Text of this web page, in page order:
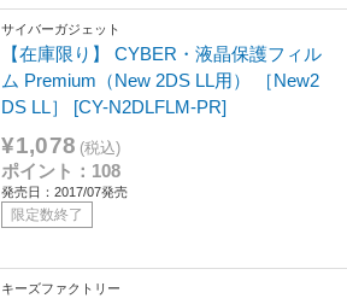
サイバーガジェット
【在庫限り】 CYBER・液晶保護フィル
ム Premium（New 2DS LL用） ［New2
DS LL］ [CY-N2DLFLM-PR]
¥1,078 (税込)
ポイント：108
発売日：2017/07発売
限定数終了
キーズファクトリー